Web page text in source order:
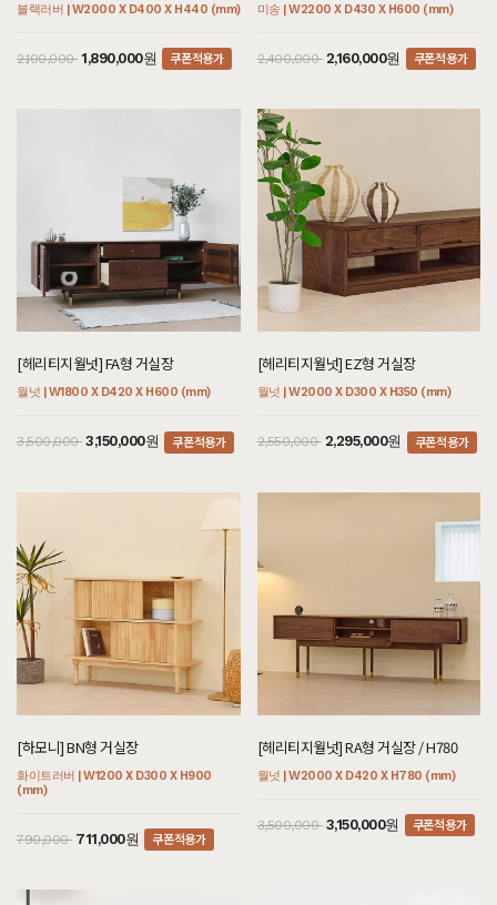
블랙러버 | W2000 X D400 X H440 (mm)
2,100,000 1,890,000원 쿠폰적용가
미송 | W2200 X D430 X H600 (mm)
2,400,000 2,160,000원 쿠폰적용가
[헤리티지월넛] FA형 거실장
월넛 | W1800 X D420 X H600 (mm)
3,500,000 3,150,000원 쿠폰적용가
[헤리티지월넛] EZ형 거실장
월넛 | W2000 X D300 X H350 (mm)
2,550,000 2,295,000원 쿠폰적용가
[하모니] BN형 거실장
화이트러버 | W1200 X D300 X H900
(mm)
790,000 711,000원 쿠폰적용가
[헤리티지월넛] RA형 거실장 / H780
월넛 | W2000 X D420 X H780 (mm)
3,500,000 3,150,000원 쿠폰적용가